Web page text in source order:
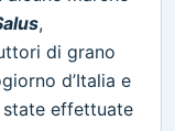
,
di grano
d’Italia e
state effettuate